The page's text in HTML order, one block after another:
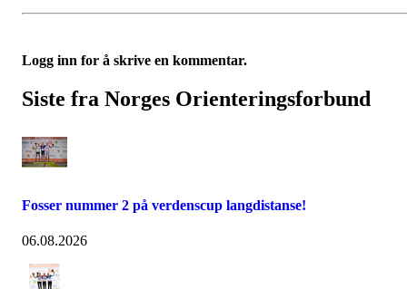
Logg inn for å skrive en kommentar.
Siste fra Norges Orienteringsforbund
Fosser nummer 2 på verdenscup langdistanse!
06.08.2026